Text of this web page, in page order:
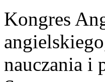
Kongres
nauczania i